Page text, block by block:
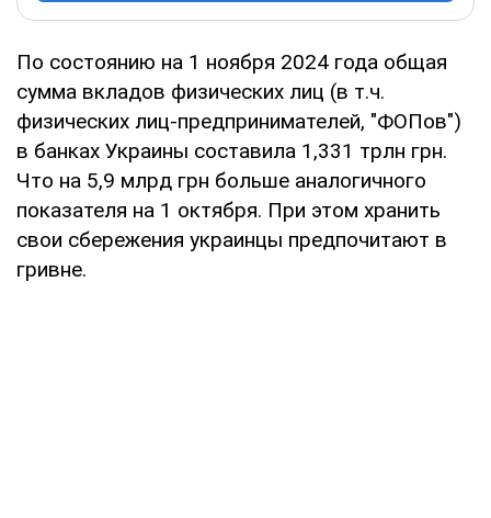
По состоянию на 1 ноября 2024 года общая
сумма вкладов физических лиц (в т.ч.
физических лиц-предпринимателей, "ФОПов")
в банках Украины составила 1,331 трлн грн.
Что на 5,9 млрд грн больше аналогичного
показателя на 1 октября. При этом хранить
свои сбережения украинцы предпочитают в
гривне.